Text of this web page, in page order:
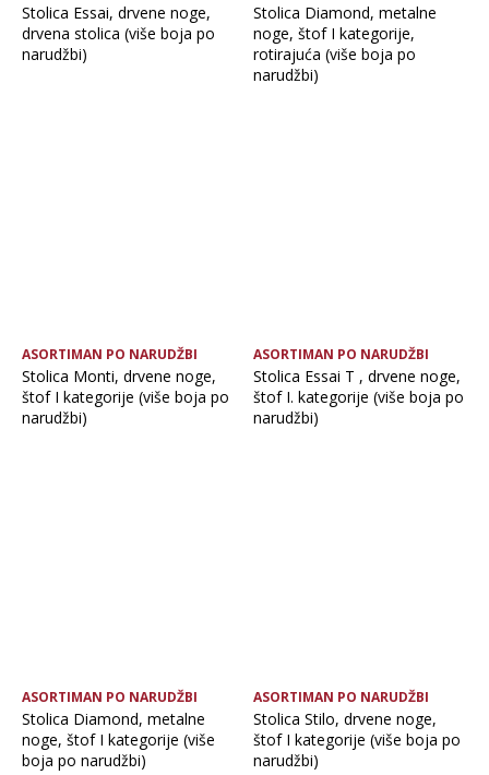
Stolica Essai, drvene noge,
drvena stolica (više boja po
narudžbi)
Stolica Diamond, metalne
noge, štof I kategorije,
rotirajuća (više boja po
narudžbi)
ASORTIMAN PO NARUDŽBI
Stolica Monti, drvene noge,
štof I kategorije (više boja po
narudžbi)
ASORTIMAN PO NARUDŽBI
Stolica Essai T , drvene noge,
štof I. kategorije (više boja po
narudžbi)
ASORTIMAN PO NARUDŽBI
Stolica Diamond, metalne
noge, štof I kategorije (više
boja po narudžbi)
ASORTIMAN PO NARUDŽBI
Stolica Stilo, drvene noge,
štof I kategorije (više boja po
narudžbi)